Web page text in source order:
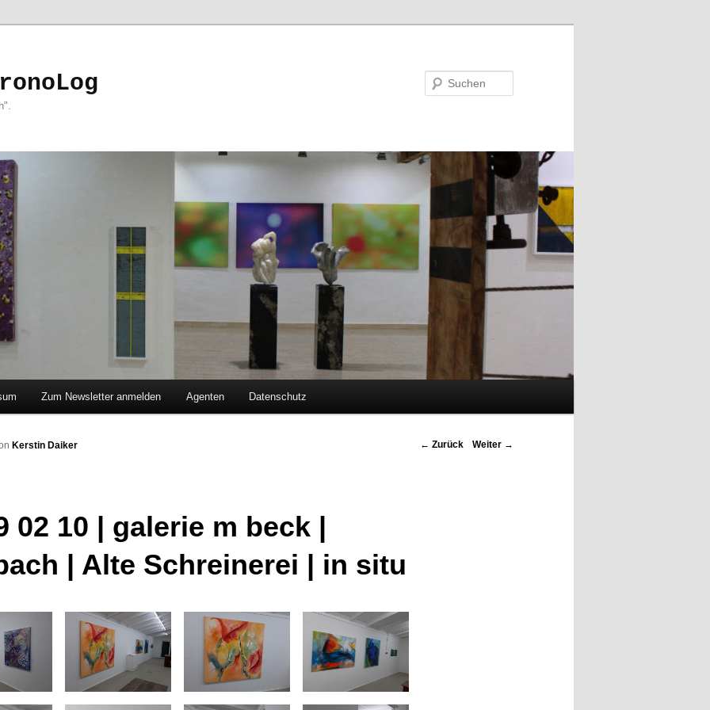
Zum Newsletter anmelden Agenten Datenschutz
Beitrags-
← Zurück Weiter →
02 10 | galerie m beck |
| Alte Schreinerei | in situ
Kerstin Daiker